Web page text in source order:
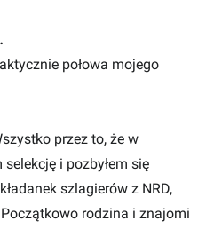
połowa mojego
przez to, że w
i pozbyłem się
szlagierów z NRD,
rodzina i znajomi